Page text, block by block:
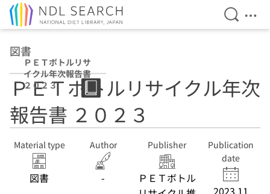
Open
図書
ＰＥＴボトルリサ
イクル年次報告書
２０２３
ＰＥＴボトルリサイクル年次
報告書 ２０２３
Material type
図書
Author
-
Publisher
ＰＥＴボトル
Publication
date
2023.11